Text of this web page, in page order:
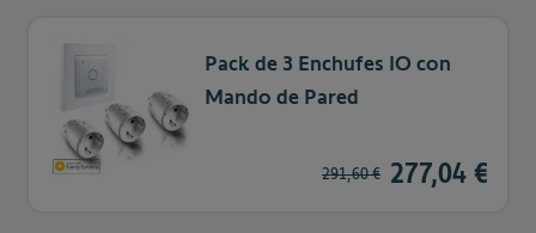
Pack de 3 Enchufes IO con
Mando de Pared
277,04 €
291,60 €